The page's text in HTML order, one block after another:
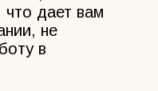
дает вам
не
в